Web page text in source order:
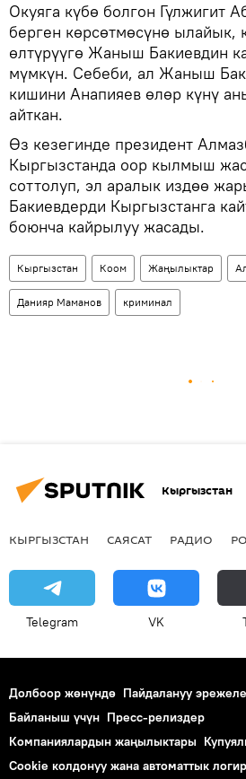
Окуяга күбө болгон Гүлжигит
берген көрсөтмөсүнө ылайык,
өлтүрүүгө Жаныш Бакиевдин
мүмкүн. Себеби, ал Жаныш
кишини Анапияев өлөр күнү
айткан.
Өз кезегинде президент
Кыргызстанда оор кылмыш
соттолуп, эл аралык издөө
Бакиевдерди Кыргызстанга
боюнча кайрылуу жасады.
Кыргызстан Коом Жаңылыктар
Данияр Маманов криминал
Кыргызстан
КЫРГЫЗСТАН САЯСАТ РАДИО
Telegram VK
Долбоор жөнүндө Пайдалануу
Байланыш үчүн Пресс-релиздер
Компаниялардын жаңылыктары
Cookie колдонуу жана автоматтык